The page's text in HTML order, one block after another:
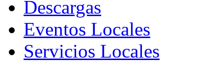
Descargas
Eventos Locales
Servicios Locales